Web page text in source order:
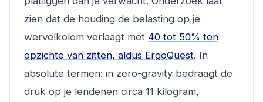
zien dat de houding de belasting op je
wervelkolom verlaagt met 40 tot 50% ten
opzichte van zitten, aldus ErgoQuest. In
absolute termen: in zero-gravity bedraagt de
druk op je lendenen circa 11 kilogram,